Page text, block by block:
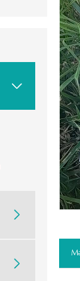


